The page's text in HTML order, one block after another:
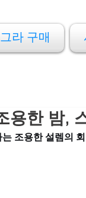
라 구매
용한 밤,
조용한 설렘의